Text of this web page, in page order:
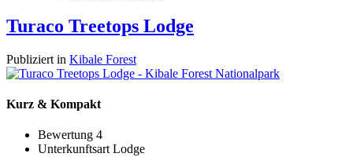
Turaco Treetops Lodge
Publiziert in Kibale Forest
Kurz & Kompakt
Bewertung 4
Unterkunftsart Lodge